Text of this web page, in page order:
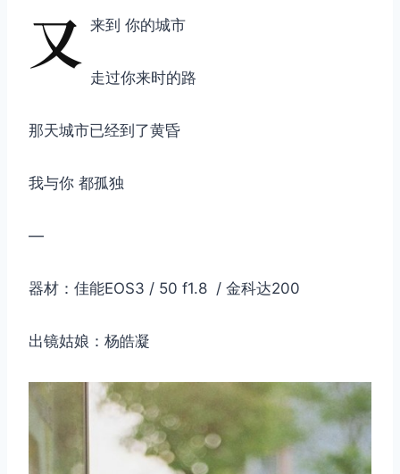
又 来到 你的城市
走过你来时的路
那天城市已经到了黄昏
我与你 都孤独
—
器材：佳能EOS3 / 50 f1.8 / 金科达200
出镜姑娘：杨皓凝